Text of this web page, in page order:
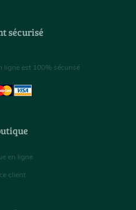
sécurisé
ligne est 100% sécurisé
en ligne
client